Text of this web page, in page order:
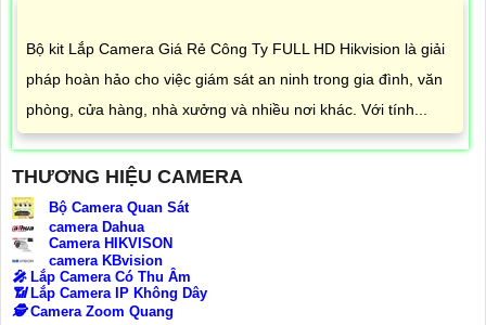
Bộ kit Lắp Camera Giá Rẻ Công Ty FULL HD Hikvision là giải
pháp hoàn hảo cho việc giám sát an ninh trong gia đình, văn
phòng, cửa hàng, nhà xưởng và nhiều nơi khác. Với tính...
THƯƠNG HIỆU CAMERA
Bộ Camera Quan Sát
camera Dahua
Camera HIKVISON
camera KBvision
️🎤️ Lắp Camera Có Thu Âm
📶 Lắp Camera IP Không Dây
🕵️Camera Zoom Quang